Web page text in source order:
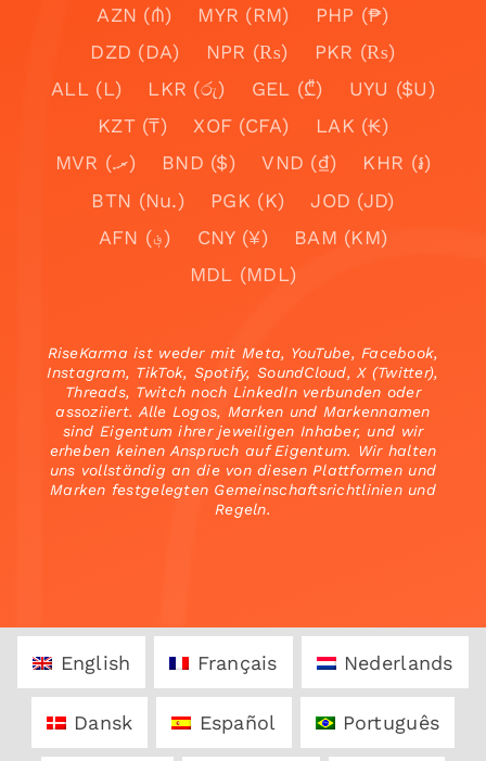
AZN (₼)
MYR (RM)
PHP (₱)
DZD (DA)
NPR (₨)
PKR (₨)
ALL (L)
LKR (රු) GEL (₾)
UYU ($U)
KZT (₸)
XOF (CFA)
LAK (₭)
MVR (.ރ)
BND ($) VND (₫)
KHR (៛)
BTN (Nu.)
PGK (K)
JOD (JD)
AFN (؋)
CNY (¥)
BAM (KM)
MDL (MDL)
RiseKarma ist weder mit Meta, YouTube, Facebook,
Instagram, TikTok, Spotify, SoundCloud, X (Twitter),
Threads, Twitch noch LinkedIn verbunden oder
assoziiert. Alle Logos, Marken und Markennamen
sind Eigentum ihrer jeweiligen Inhaber, und wir
erheben keinen Anspruch auf Eigentum. Wir halten
uns vollständig an die von diesen Plattformen und
Marken festgelegten Gemeinschaftsrichtlinien und
Regeln.
English Français Nederlands
Dansk Español Português